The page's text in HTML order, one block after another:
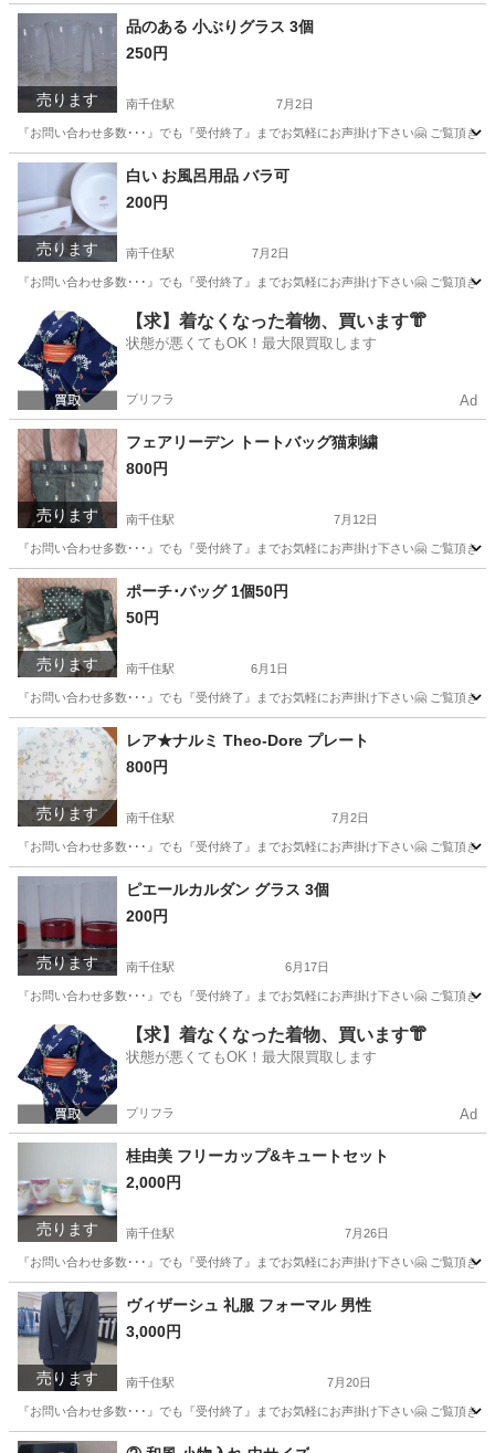
売ります
品のある 小ぶりグラス 3個
250円
南千住駅 7月2日
『お問い合わせ多数･･･』でも『受付終了』までお気軽にお声掛け下さい🤗 ご覧頂
東京 台東区 南千住駅 食器 グラス
売ります
白い お風呂用品 バラ可
200円
南千住駅 7月2日
『お問い合わせ多数･･･』でも『受付終了』までお気軽にお声掛け下さい🤗 ご覧頂
東京 台東区 南千住駅 家庭用品 風呂
【求】着なくなった着物、買います👘
状態が悪くてもOK！最大限買取します
プリフラ Ad
売ります
フェアリーデン トートバッグ猫刺繍
800円
南千住駅 7月12日
『お問い合わせ多数･･･』でも『受付終了』までお気軽にお声掛け下さい🤗 ご覧頂
東京 台東区 南千住駅 バッグ カバン
売ります
ポーチ･バッグ 1個50円
50円
南千住駅 6月1日
『お問い合わせ多数･･･』でも『受付終了』までお気軽にお声掛け下さい🤗 ご覧頂
東京 荒川区 南千住駅
売ります
レア★ナルミ Theo-Dore プレート
800円
南千住駅 7月2日
『お問い合わせ多数･･･』でも『受付終了』までお気軽にお声掛け下さい🤗 ご覧頂
東京 台東区 南千住駅 食器 ボーンチャイナ
売ります
ピエールカルダン グラス 3個
200円
南千住駅 6月17日
『お問い合わせ多数･･･』でも『受付終了』までお気軽にお声掛け下さい🤗 ご覧頂
東京 台東区 南千住駅 食器 グラス
【求】着なくなった着物、買います👘
状態が悪くてもOK！最大限買取します
プリフラ Ad
売ります
桂由美 フリーカップ&キュートセット
2,000円
南千住駅 7月26日
『お問い合わせ多数･･･』でも『受付終了』までお気軽にお声掛け下さい🤗 ご覧頂
東京 荒川区 南千住駅 食器
売ります
ヴィザーシュ 礼服 フォーマル 男性
3,000円
南千住駅 7月20日
『お問い合わせ多数･･･』でも『受付終了』までお気軽にお声掛け下さい🤗 ご覧頂
東京 台東区 南千住駅 スーツ 礼服